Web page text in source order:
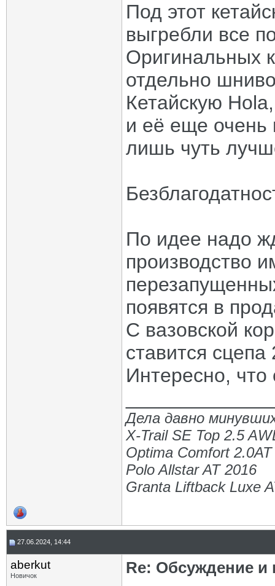
Под этот
выгребли все
Оригинальных
отдельно
Кетайскую
и её еще очень
лишь чуть
По идее надо
производство
появятся в
С вазовской
ставится
Интересно, что
Дела давно
X-Trail SE Top 2.5
Optima Comfort
Polo Allstar AT 2016
Granta Liftback Luxe
27.06.2024, 14:44
aberkut
Новичок
Re: Обсуждение